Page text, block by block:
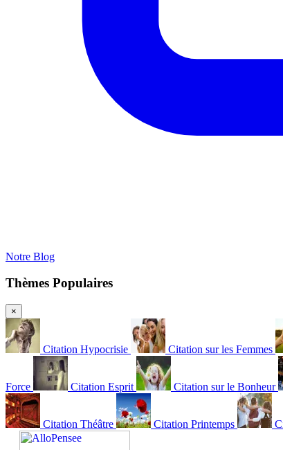
Notre Blog
Thèmes Populaires
×
Citation Hypocrisie Citation sur les Femmes
Force Citation Esprit Citation sur le Bonheur
Citation Théâtre Citation Printemps